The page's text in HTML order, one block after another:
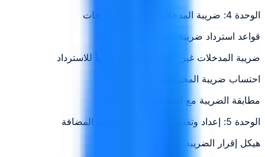
الوحدة 4: ضريبة المدخلات وضريبة المخرجات
قواعد استرداد ضريبة المدخلات
ضريبة المدخلات غير القابلة أو القابلة جزئياً للاسترداد
احتساب ضريبة المخرجات
مطابقة الضريبة مع السجلات المحاسبية
الوحدة 5: إعداد وتقديم إقرار ضريبة القيمة المضافة
هيكل إقرار الضريبة